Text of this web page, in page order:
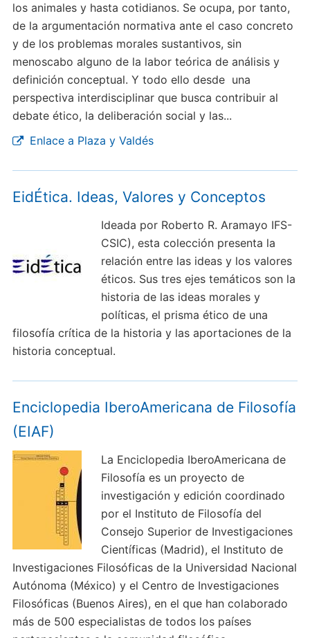
los animales y hasta cotidianos. Se ocupa, por tanto,
de la argumentación normativa ante el caso concreto
y de los problemas morales sustantivos, sin
menoscabo alguno de la labor teórica de análisis y
definición conceptual. Y todo ello desde una
perspectiva interdisciplinar que busca contribuir al
debate ético, la deliberación social y las...
Enlace a Plaza y Valdés
EidÉtica. Ideas, Valores y Conceptos
Ideada por Roberto R. Aramayo IFS-
CSIC), esta colección presenta la
relación entre las ideas y los valores
éticos. Sus tres ejes temáticos son la
historia de las ideas morales y
políticas, el prisma ético de una
filosofía crítica de la historia y las aportaciones de la
historia conceptual.
Enciclopedia IberoAmericana de Filosofía
(EIAF)
La Enciclopedia IberoAmericana de
Filosofía es un proyecto de
investigación y edición coordinado
por el Instituto de Filosofía del
Consejo Superior de Investigaciones
Científicas (Madrid), el Instituto de
Investigaciones Filosóficas de la Universidad Nacional
Autónoma (México) y el Centro de Investigaciones
Filosóficas (Buenos Aires), en el que han colaborado
más de 500 especialistas de todos los países